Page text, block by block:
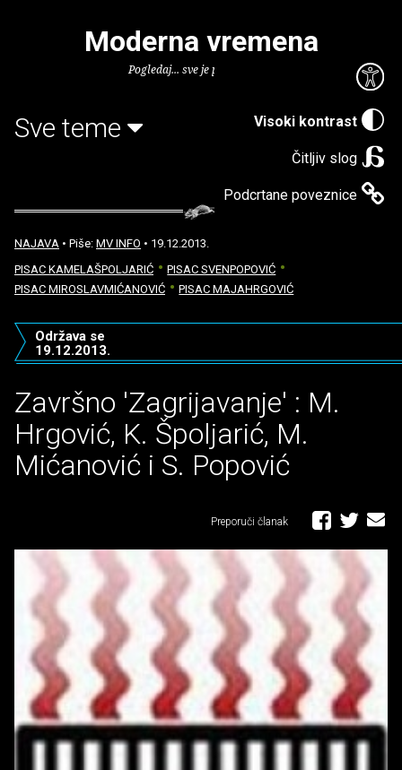
Visoki kontrast
Čitljiv slog
Podcrtane poveznice
Moderna vremena
Pogledaj... sve je puno knjiga.
Sve teme
NAJAVA • Piše: MV INFO • 19.12.2013.
PISAC KAMELAŠPOLJARIĆ
PISAC SVENPOPOVIĆ
PISAC MIROSLAVMIĆANOVIĆ
PISAC MAJAHRGOVIĆ
Završno 'Zagrijavanje' : M.
Hrgović, K. Špoljarić, M.
Mićanović i S. Popović
Održava se
19.12.2013.
Preporuči članak